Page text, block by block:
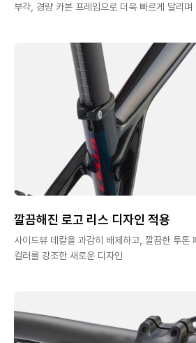
부각, 경량 카본 프레임으로 더욱 빠르게 달리
깔끔해진 로고 리스 디자인 적용
사이드뷰 데칼을 과감히 배제하고, 깔끔한 투톤
컬러를 강조한 새로운 디자인